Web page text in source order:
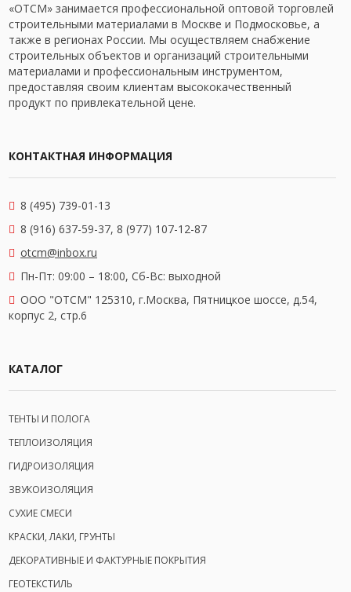
«ОТСМ» занимается профессиональной оптовой торговлей
строительными материалами в Москве и Подмосковье, а
также в регионах России. Мы осуществляем снабжение
строительных объектов и организаций строительными
материалами и профессиональным инструментом,
предоставляя своим клиентам высококачественный
продукт по привлекательной цене.
КОНТАКТНАЯ ИНФОРМАЦИЯ
8 (495) 739-01-13
8 (916) 637-59-37, 8 (977) 107-12-87
otcm@inbox.ru
Пн-Пт: 09:00 – 18:00, Сб-Вс: выходной
OOO "ОТСМ" 125310, г.Москва, Пятницкое шоссе, д.54,
корпус 2, стр.6
КАТАЛОГ
ТЕНТЫ И ПОЛОГА
ТЕПЛОИЗОЛЯЦИЯ
ГИДРОИЗОЛЯЦИЯ
ЗВУКОИЗОЛЯЦИЯ
СУХИЕ СМЕСИ
КРАСКИ, ЛАКИ, ГРУНТЫ
ДЕКОРАТИВНЫЕ И ФАКТУРНЫЕ ПОКРЫТИЯ
ГЕОТЕКСТИЛЬ